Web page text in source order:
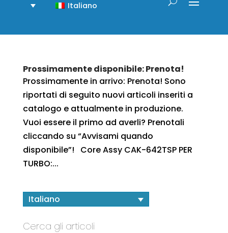
Italiano
Prossimamente disponibile: Prenota!
Prossimamente in arrivo: Prenota! Sono
riportati di seguito nuovi articoli inseriti a
catalogo e attualmente in produzione.
Vuoi essere il primo ad averli? Prenotali
cliccando su “Avvisami quando
disponibile”! Core Assy CAK-642TSP PER
TURBO:...
Italiano
Cerca gli articoli